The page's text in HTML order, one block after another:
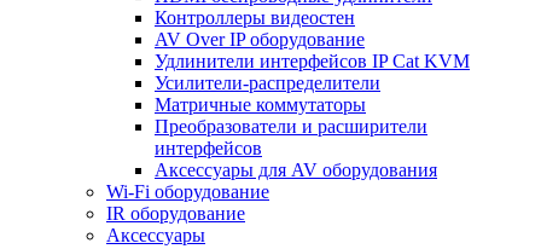
Контроллеры видеостен
AV Over IP оборудование
Удлинители интерфейсов IP Cat KVM
Усилители-распределители
Матричные коммутаторы
Преобразователи и расширители
интерфейсов
Аксессуары для AV оборудования
Wi-Fi оборудование
IR оборудование
Аксессуары